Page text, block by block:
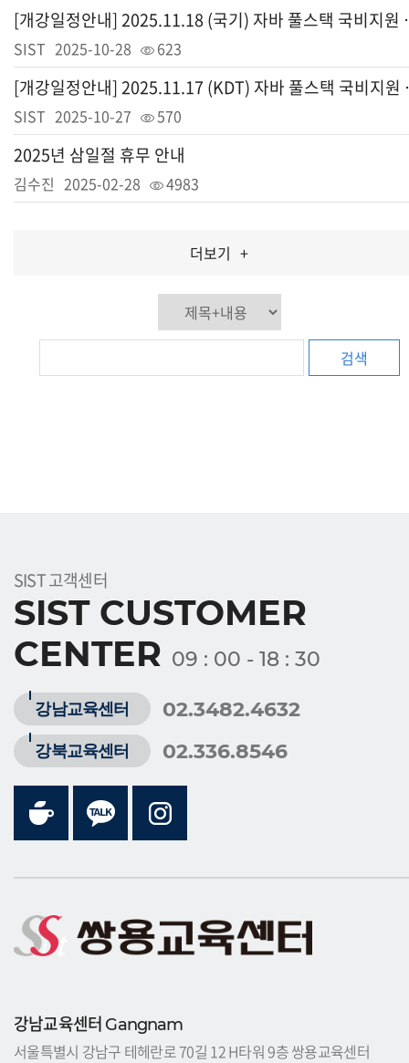
[개강일정
SIST 2025-10-28 623
[개강일
SIST 2025-10-27 570
2025년 삼일절 휴무 안내
김수진 2025-02-28 4983
더보기 +
검색
SIST 고객센터
SIST CUSTOMER
CENTER 09 : 00 - 18 : 30
강남교육센터 02.3482.4632
강북교육센터 02.336.8546
강남교육센터Gangnam
서울특별시 강남구 테헤란로 70길 12 H타워 9층 쌍용교육센터